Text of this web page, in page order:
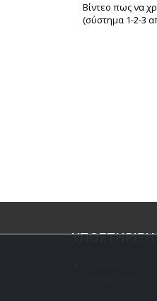
Βίντεο πως να
(σύστημα 1-2-3
ΥΠΟΣΤΗΡΙΞΗ